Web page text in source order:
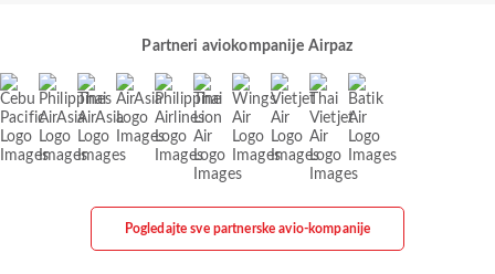
Partneri aviokompanije Airpaz
Pogledajte sve partnerske avio-kompanije